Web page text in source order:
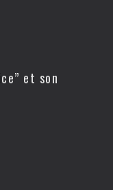
et son